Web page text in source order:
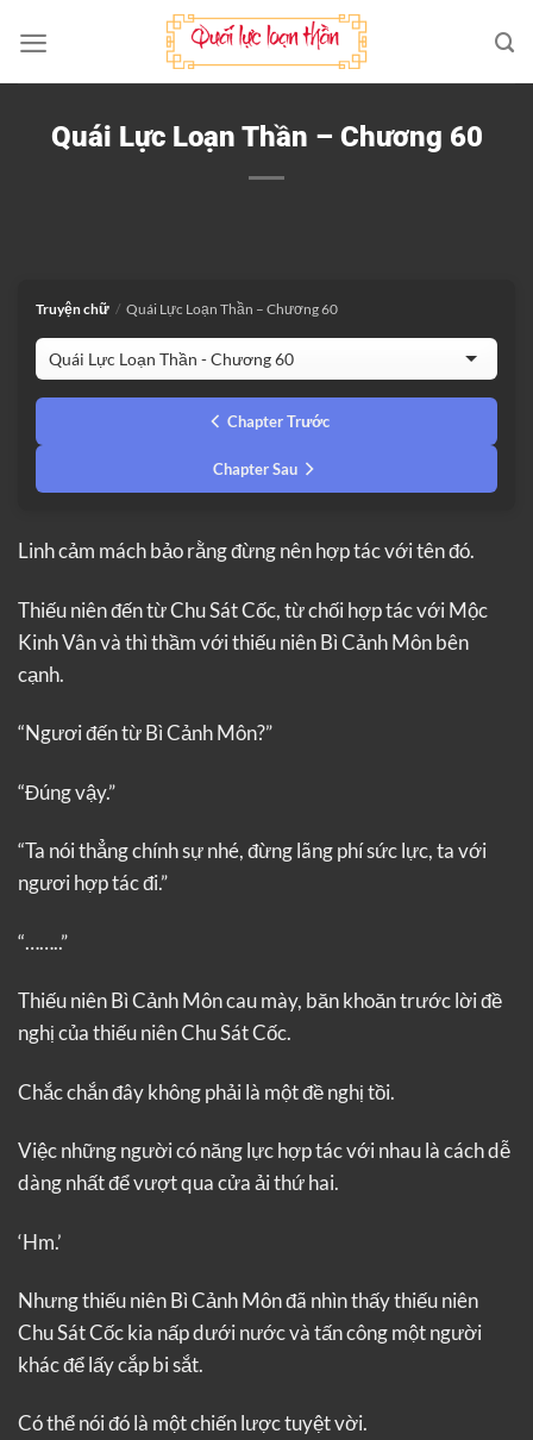
qua
nội
Quái Lực Loạn Thần – Chương 60
Truyện chữ / Quái Lực Loạn Thần – Chương 60
Chapter Trước
Chapter Sau
Linh cảm mách bảo rằng đừng nên hợp tác với tên đó.
Thiếu niên đến từ Chu Sát Cốc, từ chối hợp tác với Mộc
Kinh Vân và thì thầm với thiếu niên Bì Cảnh Môn bên
cạnh.
“Ngươi đến từ Bì Cảnh Môn?”
“Đúng vậy.”
“Ta nói thẳng chính sự nhé, đừng lãng phí sức lực, ta với
ngươi hợp tác đi.”
“……..”
Thiếu niên Bì Cảnh Môn cau mày, băn khoăn trước lời đề
nghị của thiếu niên Chu Sát Cốc.
Chắc chắn đây không phải là một đề nghị tồi.
Việc những người có năng lực hợp tác với nhau là cách dễ
dàng nhất để vượt qua cửa ải thứ hai.
‘Hm.’
Nhưng thiếu niên Bì Cảnh Môn đã nhìn thấy thiếu niên
Chu Sát Cốc kia nấp dưới nước và tấn công một người
khác để lấy cắp bi sắt.
Có thể nói đó là một chiến lược tuyệt vời.